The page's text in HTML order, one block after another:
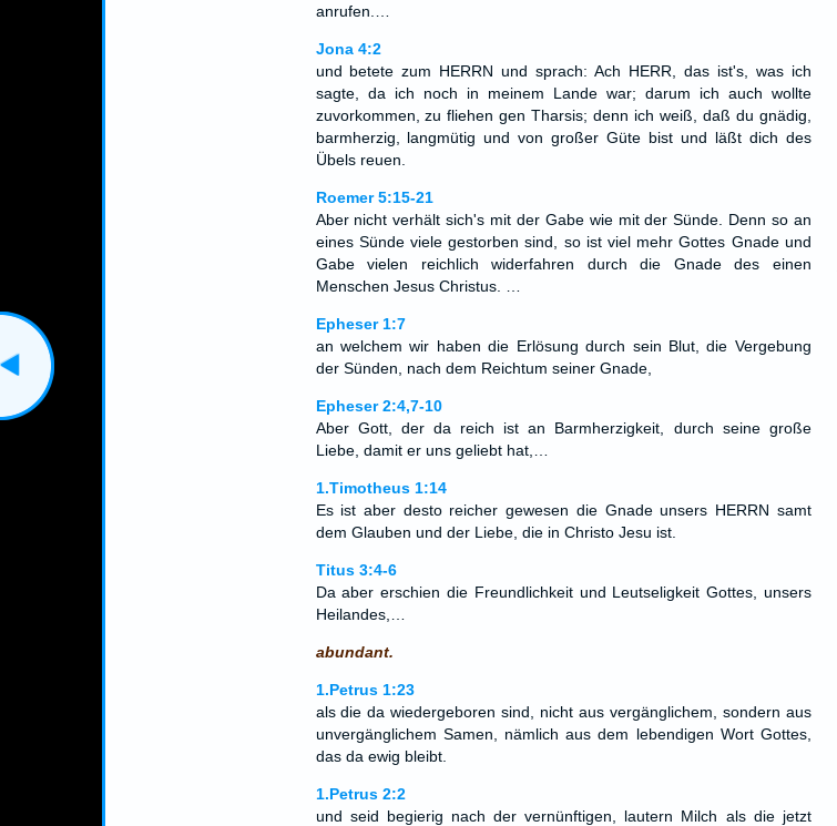
anrufen.…
Jona 4:2
und betete zum HERRN und sprach: Ach HERR, das ist's, was ich
sagte, da ich noch in meinem Lande war; darum ich auch wollte
zuvorkommen, zu fliehen gen Tharsis; denn ich weiß, daß du gnädig,
barmherzig, langmütig und von großer Güte bist und läßt dich des
Übels reuen.
Roemer 5:15-21
Aber nicht verhält sich's mit der Gabe wie mit der Sünde. Denn so an
eines Sünde viele gestorben sind, so ist viel mehr Gottes Gnade und
Gabe vielen reichlich widerfahren durch die Gnade des einen
Menschen Jesus Christus. …
Epheser 1:7
an welchem wir haben die Erlösung durch sein Blut, die Vergebung
der Sünden, nach dem Reichtum seiner Gnade,
Epheser 2:4,7-10
Aber Gott, der da reich ist an Barmherzigkeit, durch seine große
Liebe, damit er uns geliebt hat,…
1.Timotheus 1:14
Es ist aber desto reicher gewesen die Gnade unsers HERRN samt
dem Glauben und der Liebe, die in Christo Jesu ist.
Titus 3:4-6
Da aber erschien die Freundlichkeit und Leutseligkeit Gottes, unsers
Heilandes,…
abundant.
1.Petrus 1:23
als die da wiedergeboren sind, nicht aus vergänglichem, sondern aus
unvergänglichem Samen, nämlich aus dem lebendigen Wort Gottes,
das da ewig bleibt.
1.Petrus 2:2
und seid begierig nach der vernünftigen, lautern Milch als die jetzt